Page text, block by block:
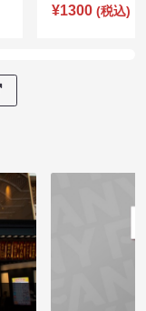
¥1300 (税込)